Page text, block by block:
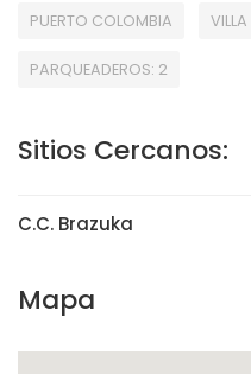
PUERTO COLOMBIA
PARQUEADEROS: 2
Sitios Cercanos:
C.C. Brazuka
Mapa